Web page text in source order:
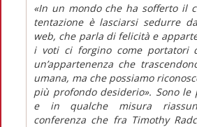
«In un mondo che ha sofferto il
tentazione è lasciarsi sedurre
web, che parla di felicità e
i voti ci forgino come portatori
un’appartenenza che
umana, ma che possiamo
più profondo desiderio». Sono le
e in qualche misura
conferenza che fra Timothy